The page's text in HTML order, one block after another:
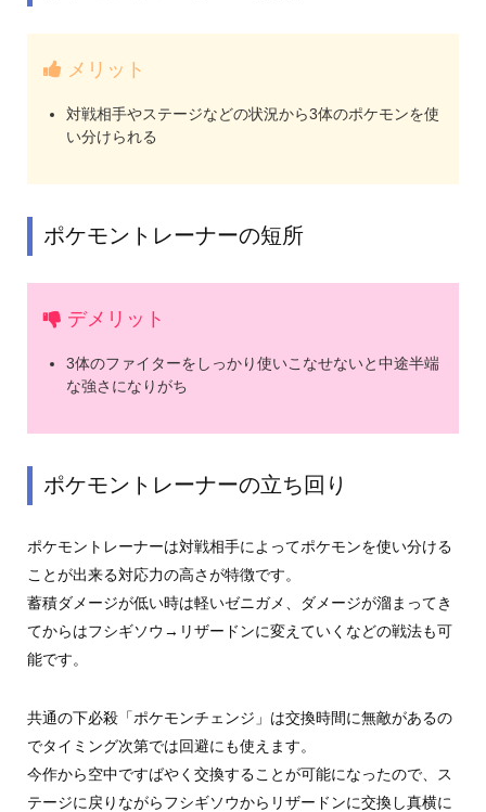
メリット
対戦相手やステージなどの状況から3体のポケモンを使
い分けられる
ポケモントレーナーの短所
デメリット
3体のファイターをしっかり使いこなせないと中途半端
な強さになりがち
ポケモントレーナーの立ち回り
ポケモントレーナーは対戦相手によってポケモンを使い分ける
ことが出来る対応力の高さが特徴です。
蓄積ダメージが低い時は軽いゼニガメ、ダメージが溜まってき
てからはフシギソウ→リザードンに変えていくなどの戦法も可
能です。
共通の下必殺「ポケモンチェンジ」は交換時間に無敵があるの
でタイミング次第では回避にも使えます。
今作から空中ですばやく交換することが可能になったので、ス
テージに戻りながらフシギソウからリザードンに交換し真横に